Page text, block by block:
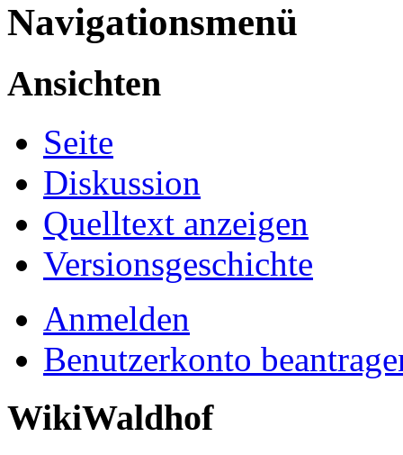
Navigationsmenü
Ansichten
Seite
Diskussion
Quelltext anzeigen
Versionsgeschichte
Anmelden
Benutzerkonto
WikiWaldhof